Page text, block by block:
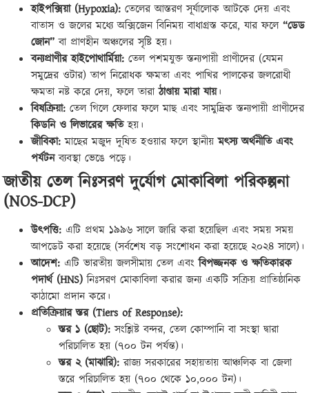
হাইপক্সিয়া (Hypoxia): তেলের আস্তরণ সূর্যালোক আটকে দেয় এবং
বাতাস ও জলের মধ্যে অক্সিজেন বিনিময় বাধাগ্রস্ত করে, যার ফলে “ডেড
জোন” বা প্রাণহীন অঞ্চলের সৃষ্টি হয়।
বন্যপ্রাণীর হাইপোথার্মিয়া: তেল পশমযুক্ত স্তন্যপায়ী প্রাণীদের (যেমন
সমুদ্রের ওটার) তাপ নিরোধক ক্ষমতা এবং পাখির পালকের জলরোধী
ক্ষমতা নষ্ট করে দেয়, ফলে তারাঠাণ্ডায় মারা যায়।
বিষক্রিয়া: তেল গিলে ফেলার ফলে মাছ এবং সামুদ্রিক স্তন্যপায়ী প্রাণীদের
কিডনি ও লিভারের ক্ষতিহয়।
জীবিকা: মাছের মজুদ দূষিত হওয়ার ফলে স্থানীয়মৎস্য অর্থনীতি এবং
পর্যটনব্যবস্থা ভেঙে পড়ে।
জাতীয় তেল নিঃসরণ দুর্যোগ মোকাবিলা পরিকল্পনা
(NOS-DCP)
উৎপত্তি: এটি প্রথম ১৯৯৬ সালে জারি করা হয়েছিল এবং সময় সময়
আপডেট করা হয়েছে (সর্বশেষ বড় সংশোধন করা হয়েছে ২০২৪ সালে)।
আদেশ: এটি ভারতীয় জলসীমায় তেল এবংবিপজ্জনক ও ক্ষতিকারক
পদার্থ (HNS) নিঃসরণ মোকাবিলা করার জন্য একটি সক্রিয় প্রাতিষ্ঠানিক
কাঠামো প্রদান করে।
প্রতিক্রিয়ার স্তর (Tiers of Response):
স্তর ১ (ছোট): সংশ্লিষ্ট বন্দর, তেল কোম্পানি বা সংস্থা দ্বারা
পরিচালিত হয় (৭০০ টন পর্যন্ত)।
স্তর ২ (মাঝারি): রাজ্য সরকারের সহায়তায় আঞ্চলিক বা জেলা
স্তরে পরিচালিত হয় (৭০০ থেকে ১০,০০০ টন)।